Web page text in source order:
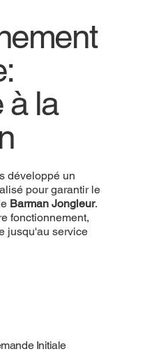
à la
développé un
pour garantir le
Barman Jongleur.
fonctionnement,
jusqu'au service
Initiale